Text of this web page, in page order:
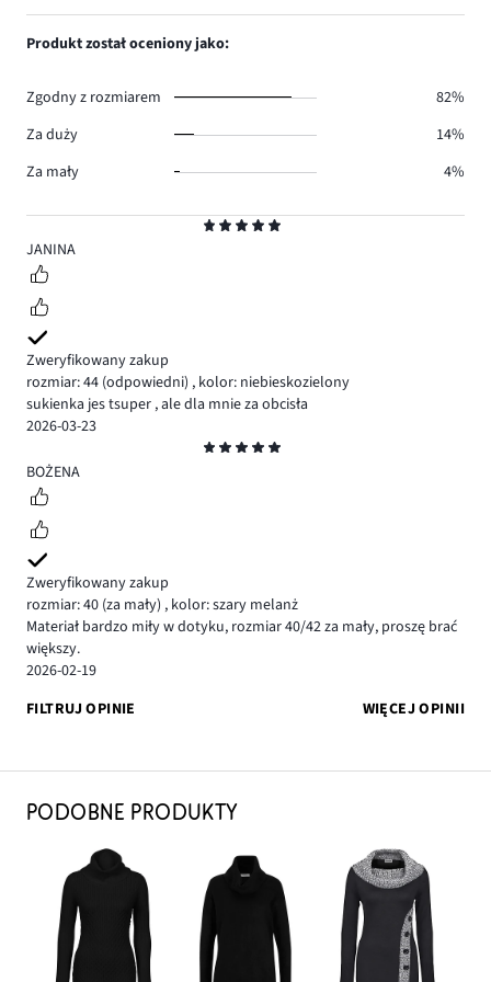
5
JANINA
Zweryfikowany zakup
rozmiar: 44 (odpowiedni) , kolor: niebieskozielony
sukienka jes tsuper , ale dla mnie za obcisła
2026-03-23
5
BOŻENA
Zweryfikowany zakup
rozmiar: 40 (za mały) , kolor: szary melanż
Materiał bardzo miły w dotyku, rozmiar 40/42 za mały, proszę brać
większy.
2026-02-19
FILTRUJ OPINIE
WIĘCEJ OPINII
1,
Produkt został oceniony jako:
Zgodny z rozmiarem
82%
Za duży
14%
Za mały
4%
PODOBNE PRODUKTY